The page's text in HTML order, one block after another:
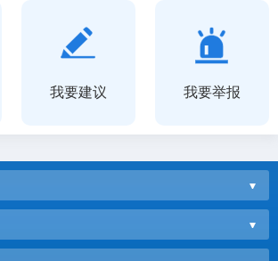
我要建议 我要举报